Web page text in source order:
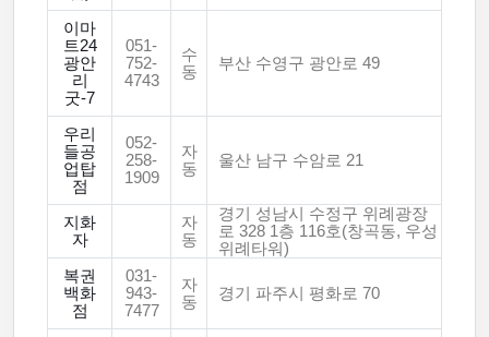
이마
트24
광안
리
굿-7
051-
752-
4743
수
동
부산 수영구 광안로 49
우리
들공
업탑
점
052-
258-
1909
자
동
울산 남구 수암로 21
지화
자
자
동
경기 성남시 수정구 위례광장
로 328 1층 116호(창곡동, 우성
위례타워)
복권
백화
점
031-
943-
7477
자
동
경기 파주시 평화로 70